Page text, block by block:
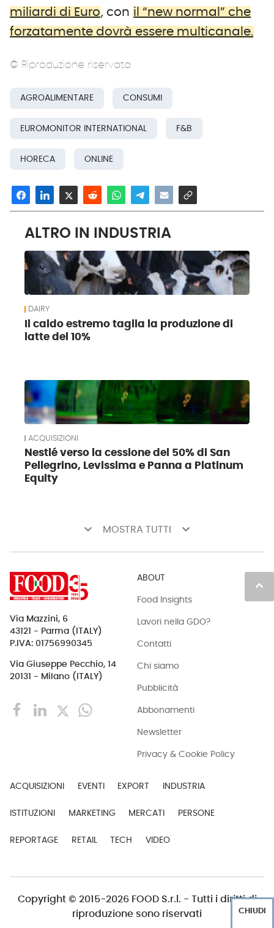
miliardi di Euro, con il “new normal” che
forzatamente dovrà essere multicanale.
© Riproduzione riservata
AGROALIMENTARE CONSUMI
EUROMONITOR INTERNATIONAL F&B
HORECA ONLINE
ALTRO IN INDUSTRIA
DAIRY
Il caldo estremo taglia la produzione di
latte del 10%
ACQUISIZIONI
Nestlé verso la cessione del 50% di San
Pellegrino, Levissima e Panna a Platinum
Equity
keyboard_arrow_down MOSTRA TUTTI keyboard_arrow_down
keyboard_arrow_up
Via Mazzini, 6
43121 - Parma (ITALY)
P.IVA: 01756990345
Via Giuseppe Pecchio, 14
20131 - Milano (ITALY)
ABOUT
Food Insights
Lavori nella GDO?
Contatti
Chi siamo
Pubblicità
Abbonamenti
Newsletter
Privacy & Cookie Policy
ACQUISIZIONI EVENTI EXPORT INDUSTRIA
ISTITUZIONI MARKETING MERCATI PERSONE
REPORTAGE RETAIL TECH VIDEO
Copyright © 2015-2026 FOOD S.r.l. - Tutti i diritti di
riproduzione sono riservati
CHIUDI